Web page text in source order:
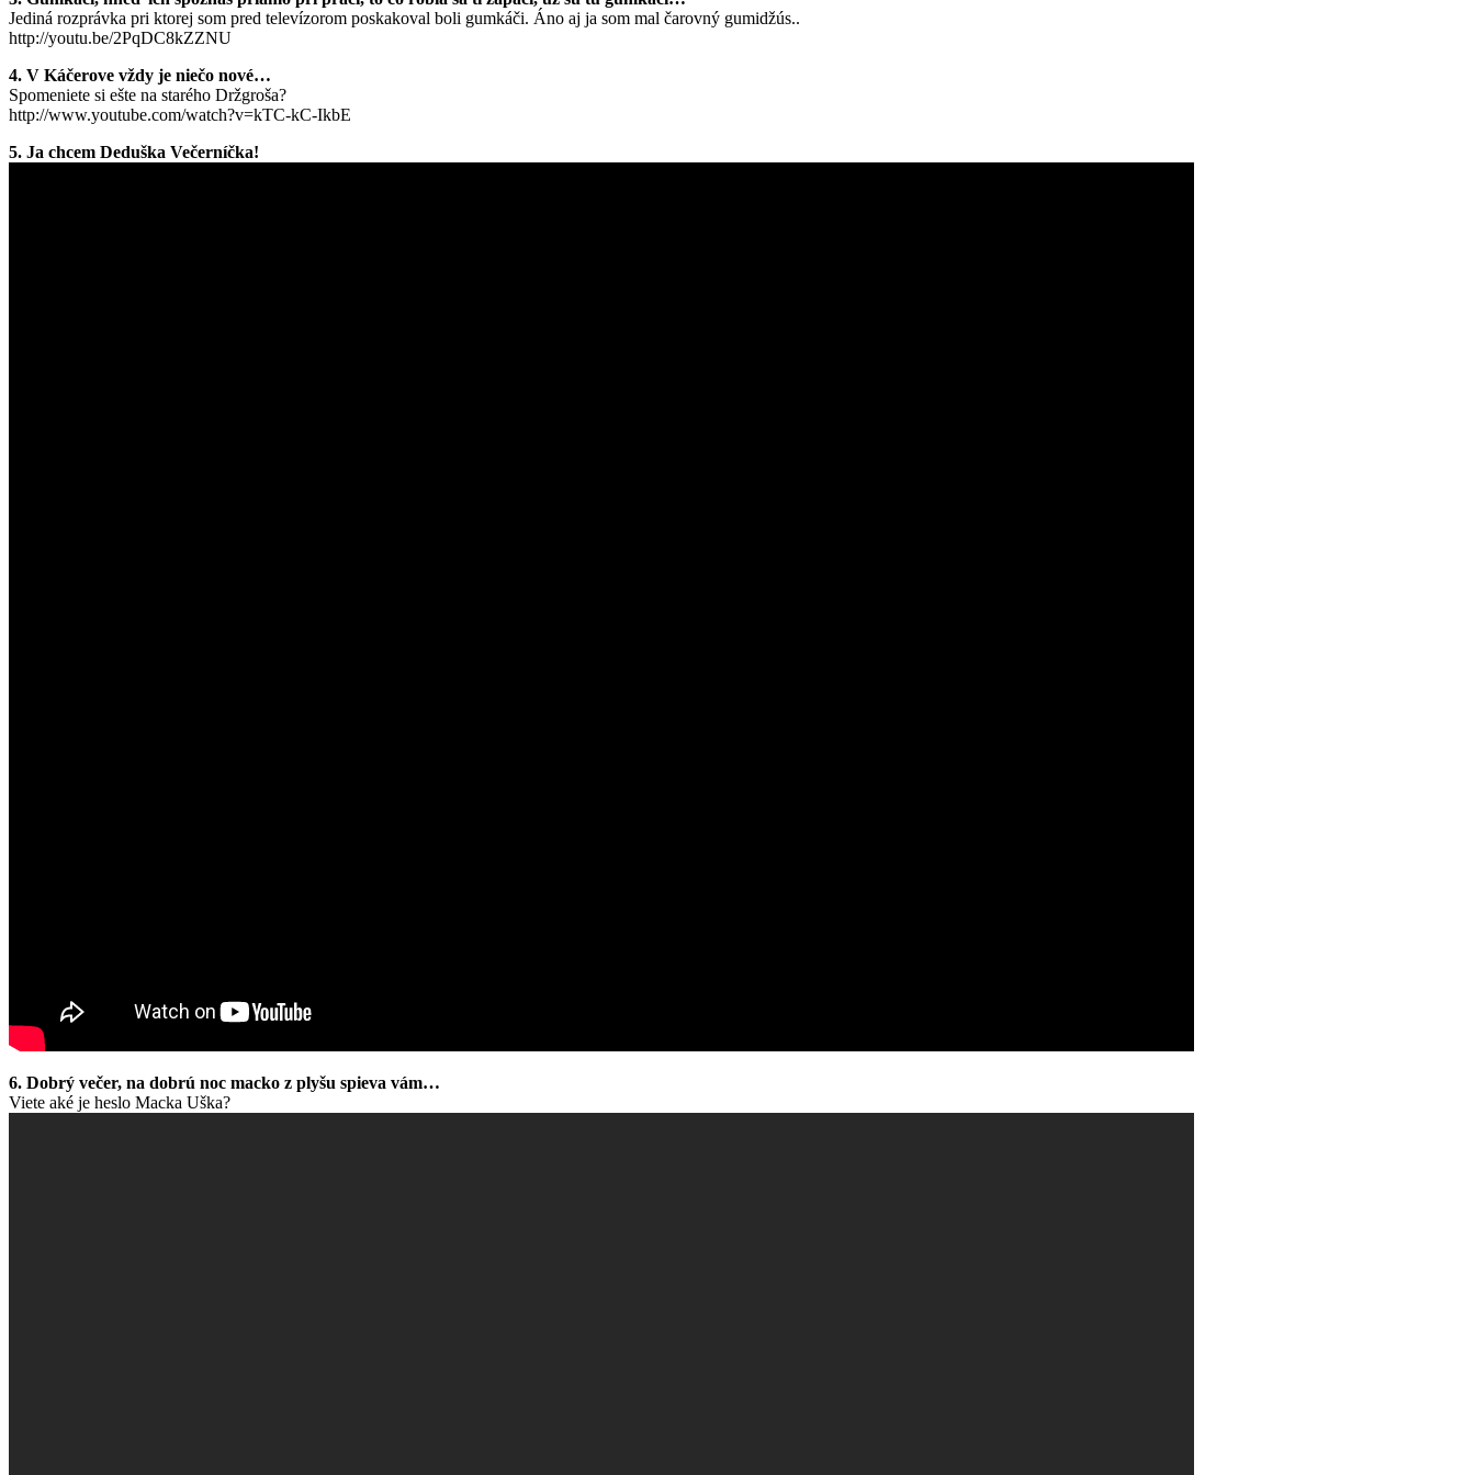
Jediná rozprávka pri ktorej som pred televízorom poskakoval boli gumkáči. Áno aj ja som mal čarovný gumidžús..
http://youtu.be/2PqDC8kZZNU
4. V Káčerove vždy je niečo nové…
Spomeniete si ešte na starého Držgroša?
http://www.youtube.com/watch?v=kTC-kC-IkbE
5. Ja chcem Deduška Večerníčka!
6. Dobrý večer, na dobrú noc macko z plyšu spieva vám…
Viete aké je heslo Macka Uška?